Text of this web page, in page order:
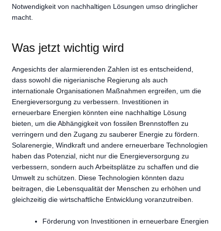
Notwendigkeit von nachhaltigen Lösungen umso dringlicher
macht.
Was jetzt wichtig wird
Angesichts der alarmierenden Zahlen ist es entscheidend,
dass sowohl die nigerianische Regierung als auch
internationale Organisationen Maßnahmen ergreifen, um die
Energieversorgung zu verbessern. Investitionen in
erneuerbare Energien könnten eine nachhaltige Lösung
bieten, um die Abhängigkeit von fossilen Brennstoffen zu
verringern und den Zugang zu sauberer Energie zu fördern.
Solarenergie, Windkraft und andere erneuerbare Technologien
haben das Potenzial, nicht nur die Energieversorgung zu
verbessern, sondern auch Arbeitsplätze zu schaffen und die
Umwelt zu schützen. Diese Technologien könnten dazu
beitragen, die Lebensqualität der Menschen zu erhöhen und
gleichzeitig die wirtschaftliche Entwicklung voranzutreiben.
Förderung von Investitionen in erneuerbare Energien